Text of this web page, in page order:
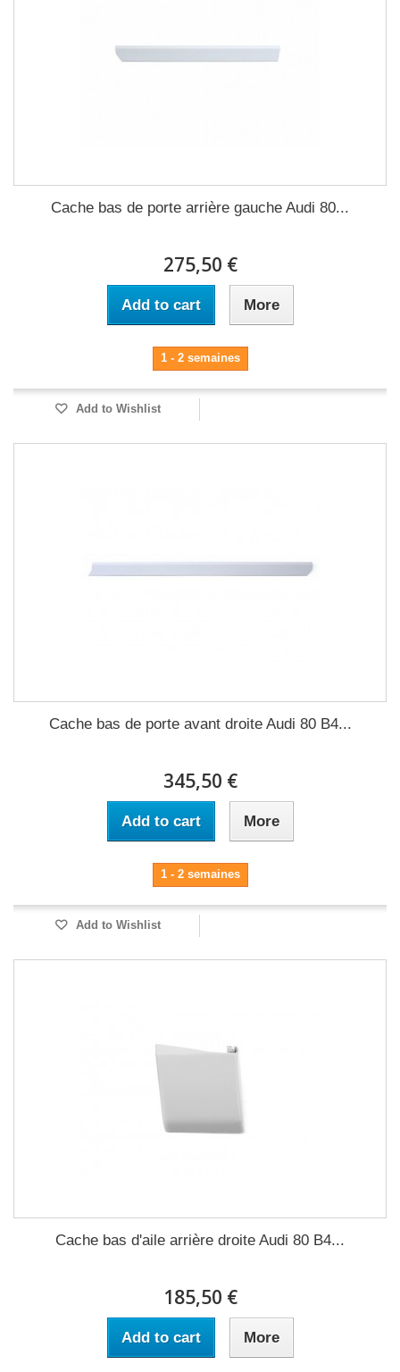
Cache bas de porte arrière gauche Audi 80...
275,50 €
Add to cart More
1 - 2 semaines
Add to Wishlist
Cache bas de porte avant droite Audi 80 B4...
345,50 €
Add to cart More
1 - 2 semaines
Add to Wishlist
Cache bas d'aile arrière droite Audi 80 B4...
185,50 €
Add to cart More